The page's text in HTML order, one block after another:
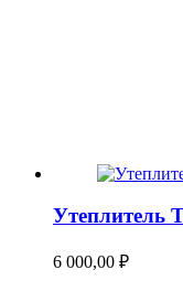
Утеплитель
6 000,00 ₽